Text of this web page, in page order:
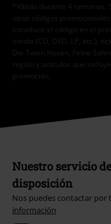
*Válido durante 4 semanas.
otros códigos
introducir el código en el
media (CD, DVD, LP, etc.),
Die Toten Hosen, Feine
regalo y artículos que
promoción.
Nuestro servicio
disposición
Nos puedes contactar por
información